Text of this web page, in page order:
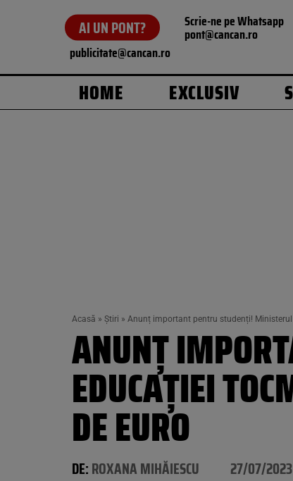
AI UN PONT? Scrie-ne pe Whatsapp
pont@cancan.ro
publicitate@cancan.ro
HOME EXCLUSIV
Acasă » Știri » Anunț important pentru studenți!
ANUNȚ
EDUCAȚIEI
DE EURO
DE:ROXANA MIHĂIESCU 27/07/